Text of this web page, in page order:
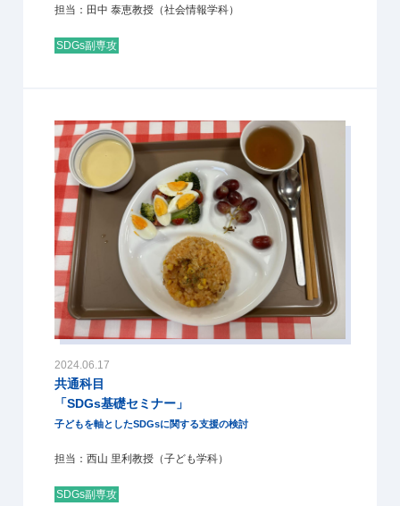
担当：田中 泰恵教授（社会情報学科）
SDGs副専攻
2024.06.17
共通科目
「SDGs基礎セミナー」
子どもを軸としたSDGsに関する支援の検討
担当：西山 里利教授（子ども学科）
SDGs副専攻